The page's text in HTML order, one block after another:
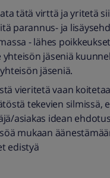
tätä virttä ja yritetä
parannus- ja
- lähes
yhteisön jäseniä
jäseniä.
vieritetä vaan
tekevien silmissä,
asiakas idean
mukaan
edistyä